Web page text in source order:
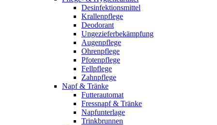
Desinfektionsmittel
Krallenpflege
Deodorant
Ungezieferbekämpfung
Augenpflege
Ohrenpflege
Pfotenpflege
Fellpflege
Zahnpflege
Napf & Tränke
Futterautomat
Fressnapf & Tränke
Napfunterlage
Trinkbrunnen